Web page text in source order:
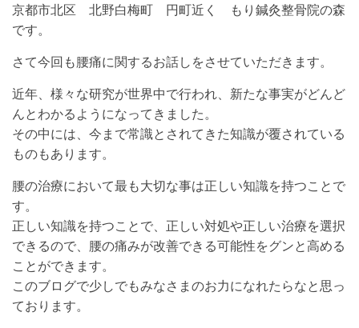
京都市北区 北野白梅町 円町近く もり鍼灸整骨院の森
です。
さて今回も腰痛に関するお話しをさせていただきます。
近年、様々な研究が世界中で行われ、新たな事実がどんど
んとわかるようになってきました。
その中には、今まで常識とされてきた知識が覆されている
ものもあります。
腰の治療において最も大切な事は正しい知識を持つことで
す。
正しい知識を持つことで、正しい対処や正しい治療を選択
できるので、腰の痛みが改善できる可能性をグンと高める
ことができます。
このブログで少しでもみなさまのお力になれたらなと思っ
ております。